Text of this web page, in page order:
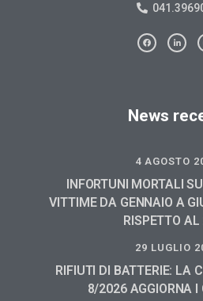
News
4 AGOSTO
INFORTUNI MORTALI
VITTIME DA GENNAIO A
RISPETTO
29 LUGLIO
RIFIUTI DI BATTERIE: LA
8/2026 AGGIORNA I